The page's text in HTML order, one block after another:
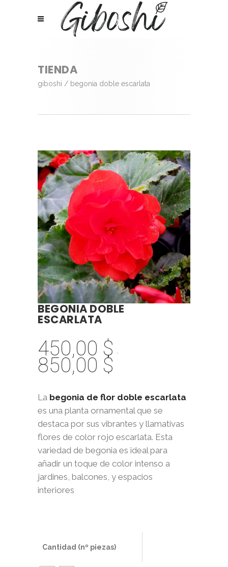
TIENDA
giboshi / begonia doble escarlata
BEGONIA DOBLE
ESCARLATA
450,00 $ -
850,00 $
precios:
desde
450,00 $
850,00 $
La begonia de flor doble escarlata
es una planta ornamental que se
destaca por sus vibrantes y llamativas
flores de color rojo escarlata. Esta
variedad de begonia es ideal para
añadir un toque de color intenso a
jardines, balcones, y espacios
interiores
Cantidad (nº piezas)